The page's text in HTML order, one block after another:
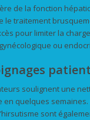
de la fonction
le traitement
pour limiter la
ou
soulignent une
en quelques
sont